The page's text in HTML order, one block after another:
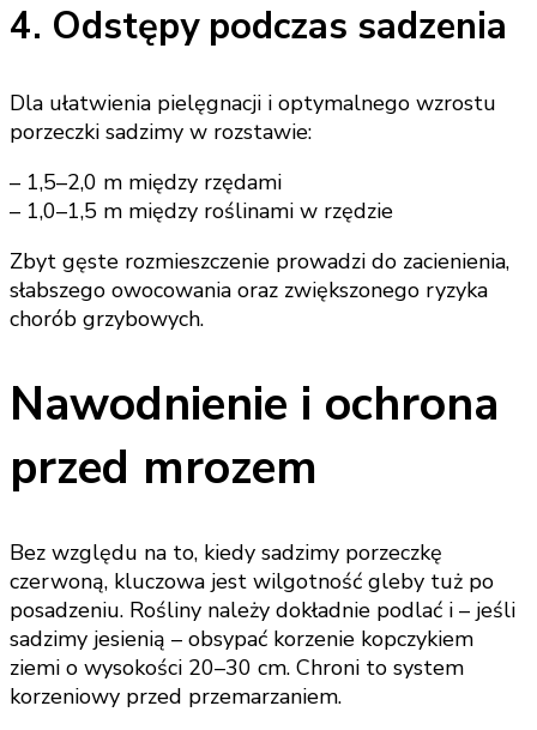
4. Odstępy podczas sadzenia
Dla ułatwienia pielęgnacji i optymalnego wzrostu
porzeczki sadzimy w rozstawie:
– 1,5–2,0 m między rzędami
– 1,0–1,5 m między roślinami w rzędzie
Zbyt gęste rozmieszczenie prowadzi do zacienienia,
słabszego owocowania oraz zwiększonego ryzyka
chorób grzybowych.
Nawodnienie i ochrona
przed mrozem
Bez względu na to, kiedy sadzimy porzeczkę
czerwoną, kluczowa jest wilgotność gleby tuż po
posadzeniu. Rośliny należy dokładnie podlać i – jeśli
sadzimy jesienią – obsypać korzenie kopczykiem
ziemi o wysokości 20–30 cm. Chroni to system
korzeniowy przed przemarzaniem.